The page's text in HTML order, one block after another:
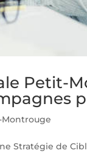
Petit-
Stratégie de